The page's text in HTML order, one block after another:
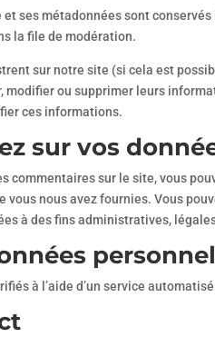
ses métadonnées sont
la file de modération.
sur notre site (si cela est
ou supprimer leurs
ces informations.
sur vos
commentaires sur le site, vous
nous avez fournies. Vous
à des fins administratives,
à l’aide d’un service